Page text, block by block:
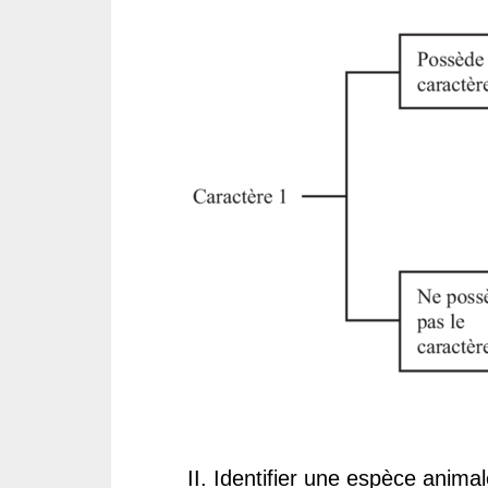
II. Identifier une espèce